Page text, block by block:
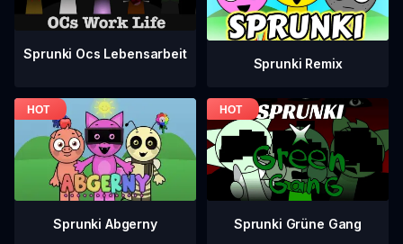
Sprunki Ocs Lebensarbeit
Sprunki Remix
Sprunki Abgerny Sprunki Grüne Gang